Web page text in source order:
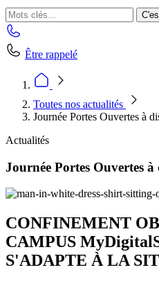
Être rappelé
Toutes nos actualités
Journée Portes Ouvertes à
Actualités
Journée Portes Ouvertes
CONFINEMENT
CAMPUS
S'ADAPTE À LA